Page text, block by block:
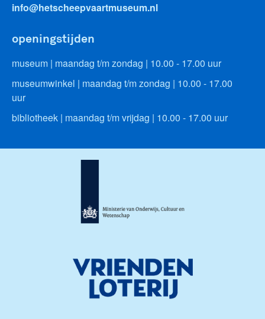
info@hetscheepvaartmuseum.nl
openingstijden
museum | maandag t/m zondag | 10.00 - 17.00 uur
museumwinkel | maandag t/m zondag | 10.00 - 17.00
uur
bibliotheek | maandag t/m vrijdag | 10.00 - 17.00 uur